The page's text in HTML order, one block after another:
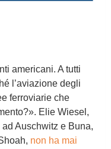
americani. A tutti
l’aviazione degli
ferroviarie che
Elie Wiesel,
Auschwitz e Buna,
non ha mai